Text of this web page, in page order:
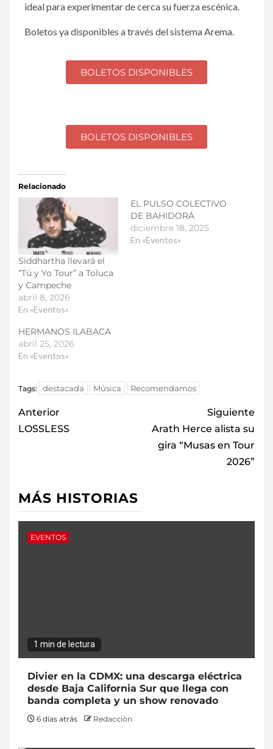
ideal para experimentar de cerca su fuerza escénica.
Boletos ya disponibles a través del sistema Arema.
BOLETOS DISPONIBLES
BOLETOS DISPONIBLES
Relacionado
Siddhartha llevará el
“Tú y Yo Tour” a Toluca
y Campeche
abril 8, 2026
En «Eventos»
EL PULSO COLECTIVO
DE BAHIDORÁ
diciembre 18, 2025
En «Eventos»
HERMANOS ILABACA
abril 25, 2026
En «Eventos»
Tags: destacada Música Recomendamos
Anterior
LOSSLESS
Siguiente
Arath Herce alista su
gira “Musas en Tour
2026”
MÁS HISTORIAS
EVENTOS
1 min de lectura
Divier en la CDMX: una descarga eléctrica
desde Baja California Sur que llega con
banda completa y un show renovado
6 días atrás Redacciòn